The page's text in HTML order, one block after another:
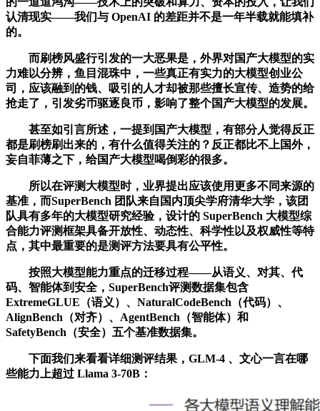
认清现实——我们与 OpenAI 的差距并不是一年半载就能填补
的。
而刷榜风盛行引发的一大恶果是，外界对国产大模型的实
力难以分辨，鱼目混珠中，一些真正有实力的大模型创业公
司，应该融到的钱、吸引的人才却被那些擅长宣传、造势的给
抢走了，引发劣币驱逐良币，影响了整个国产大模型的发展。
甚至如引言所述，一提到国产大模型，有部分人觉得反正
都是刷榜刷出来的，有什么值得关注的？反正都比不上国外，
妄自菲薄之下，给国产大模型喝倒彩的很多。
所以在评测大模型时，业界提出应该使用更多不同来源的
基准，而SuperBench 团队来自国内顶尖学府清华大学，该团
队具有多年的大模型研究经验，设计的 SuperBench 大模型综
合能力评测框架具备开放性、动态性、科学性以及权威性等特
点，其中最重要的是测评方法要具有公平性。
按照大模型能力重点的迁移过程——从语义、对其、代
码、智能体到安全，SuperBench评测数据集包含
ExtremeGLUE（语义）、NaturalCodeBench（代码）、
AlignBench（对齐）、AgentBench（智能体）和
SafetyBench（安全）五个基准数据集。
下面我们来看看详细测评结果，GLM-4 、文心一言在哪
些能力上超过 Llama 3-70B：